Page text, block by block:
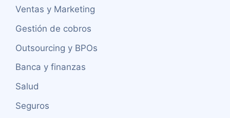
Ventas y Marketing
Gestión de cobros
Outsourcing y BPOs
Banca y finanzas
Salud
Seguros